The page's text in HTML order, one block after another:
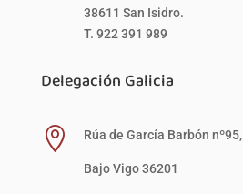
38611 San Isidro.
T. 922 391 989
Delegación Galicia
 Rúa de García Barbón nº95,
Bajo Vigo 36201